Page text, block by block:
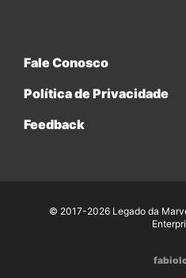
Fale Conosco
Política de Privacidade
Feedback
© 2017-2026 Legado da